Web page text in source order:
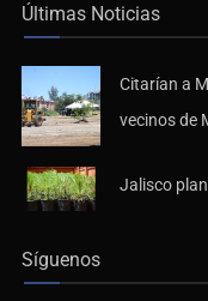
Últimas Noticias
Citarían a
vecinos de
Jalisco
Síguenos